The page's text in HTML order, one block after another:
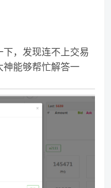
，发现连不上交易
能够帮忙解答一